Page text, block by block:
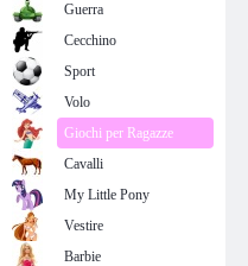
Guerra
Cecchino
Sport
Volo
Giochi per Ragazze
Cavalli
My Little Pony
Vestire
Barbie